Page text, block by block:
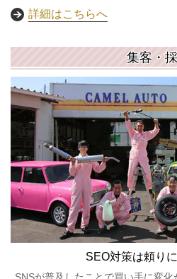
詳細はこちらへ
集客・
SEO対策は頼り